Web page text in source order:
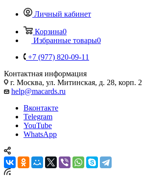
Личный кабинет
Корзина0
Избранные товары0
+7 (977) 820-09-11
Контактная информация
г. Москва, ул. Митинская, д. 28, корп. 2
help@macards.ru
Вконтакте
Telegram
YouTube
WhatsApp